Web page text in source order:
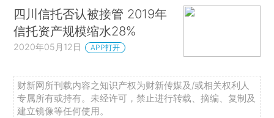
四川信托否认被接管 2019年
信托资产规模缩水28%
2020年05月12日 APP打开
财新网所刊载内容之知识产权为财新传媒及/或相关权利人
专属所有或持有。未经许可，禁止进行转载、摘编、复制及
建立镜像等任何使用。